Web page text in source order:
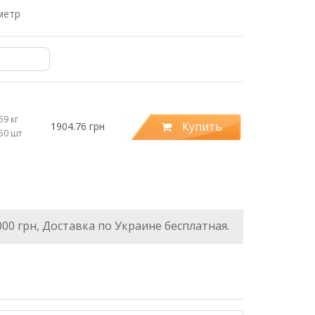
кг
шт
1904.76 грн Купить
грн, Доставка по Украине бесплатная.